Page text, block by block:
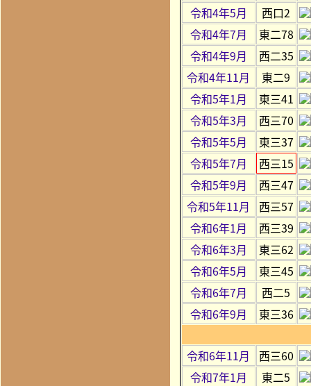
令和4年5月
西口2
令和4年7月
東二78
令和4年9月
西二35
令和4年11月
東二9
令和5年1月
東三41
令和5年3月
西三70
令和5年5月
東三37
令和5年7月
西三15
令和5年9月
西三47
令和5年11月
西三57
令和6年1月
西三39
令和6年3月
東三62
令和6年5月
東三45
令和6年7月
西二5
令和6年9月
東三36
令和6年11月
西三60
令和7年1月
東二5